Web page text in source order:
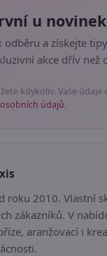
u
odběru a získejte
akce dřív než
kdykoliv. Vaše údaje
údajů.
roku 2010. Vlastní
zákazníků. V
aranžovací i